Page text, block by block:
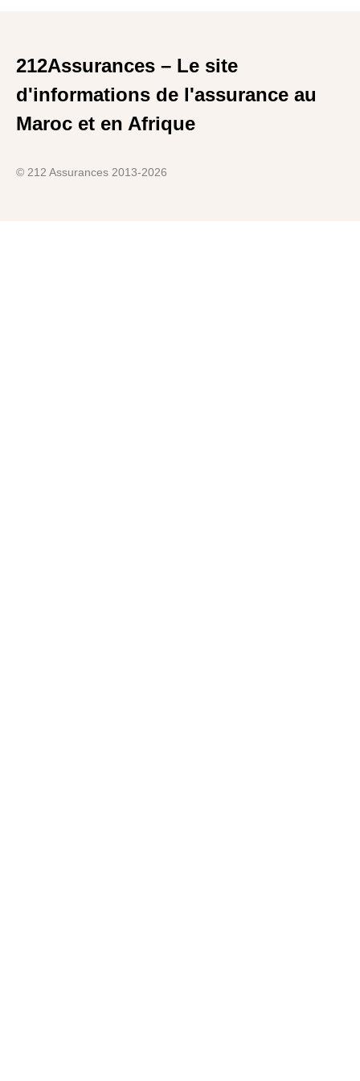
212Assurances – Le site
d'informations de l'assurance au
Maroc et en Afrique
© 212 Assurances 2013-2026